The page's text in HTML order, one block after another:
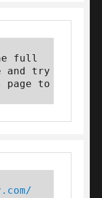
full
and try
page to